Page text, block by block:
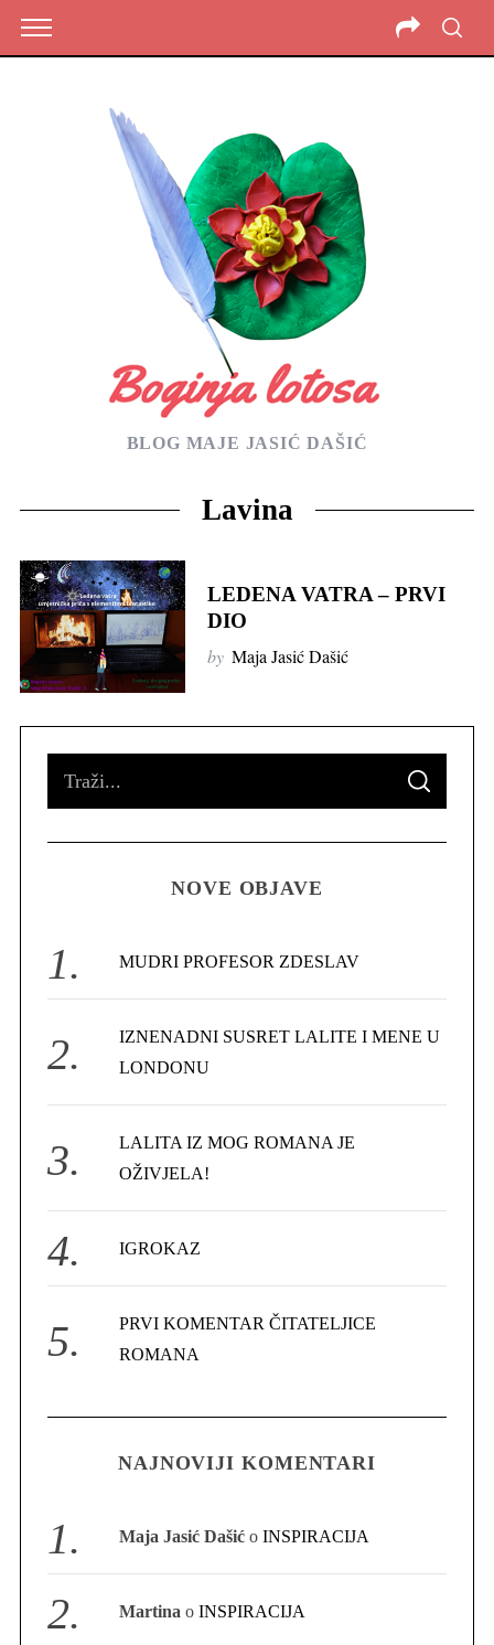
BLOG MAJE JASIĆ DAŠIĆ
Lavina
LEDENA VATRA – PRVI
DIO
by Maja Jasić Dašić
o
S
A
C
NOVE OBJAVE
MUDRI PROFESOR ZDESLAV
IZNENADNI SUSRET LALITE I MENE U
LONDONU
LALITA IZ MOG ROMANA JE
OŽIVJELA!
IGROKAZ
PRVI KOMENTAR ČITATELJICE
ROMANA
NAJNOVIJI KOMENTARI
Maja Jasić Dašić oINSPIRACIJA
Martina oINSPIRACIJA
c